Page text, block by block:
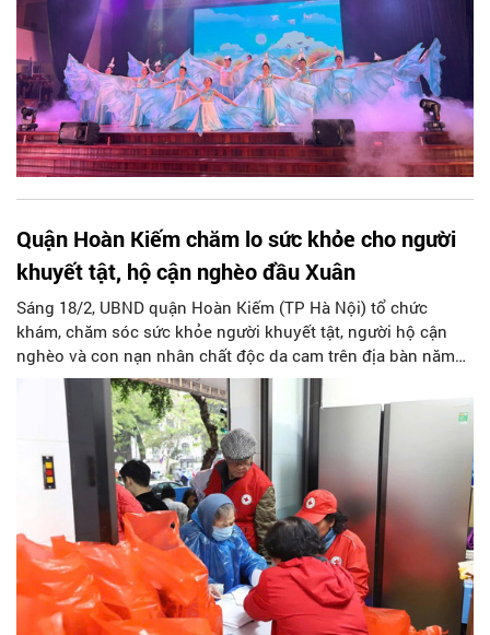
Quận Hoàn Kiếm chăm lo sức khỏe cho người
khuyết tật, hộ cận nghèo đầu Xuân
Sáng 18/2, UBND quận Hoàn Kiếm (TP Hà Nội) tổ chức
khám, chăm sóc sức khỏe người khuyết tật, người hộ cận
nghèo và con nạn nhân chất độc da cam trên địa bàn năm